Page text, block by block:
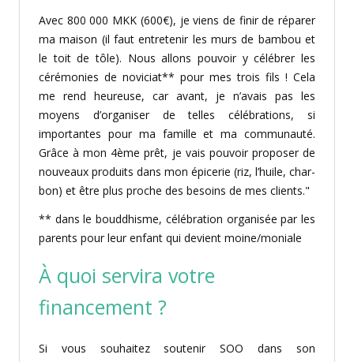
Avec 800 000 MKK (600€), je viens de finir de réparer
ma maison (il faut entretenir les murs de bambou et
le toit de tôle). Nous allons pou­voir y célébrer les
cérémonies de noviciat** pour mes trois fils ! Cela
me rend heureuse, car avant, je n’avais pas les
moyens d’organiser de telles célébrations, si
importantes pour ma famille et ma communauté.
Grâce à mon 4ème prêt, je vais pouvoir proposer de
nouveaux produits dans mon épicerie (riz, l’huile, char­
bon) et être plus proche des besoins de mes clients."
** dans le bouddhisme, célébration organisée par les
parents pour leur enfant qui devient moine/moniale
À quoi servira votre
financement ?
Si vous souhaitez soutenir SOO dans son